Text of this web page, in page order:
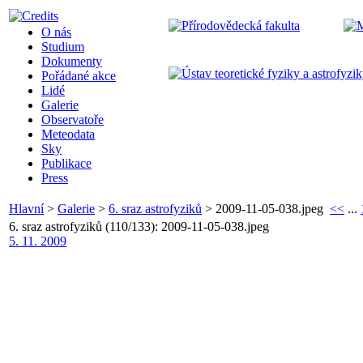
O nás
Studium
Dokumenty
Pořádané akce
Lidé
Galerie
Observatoře
Meteodata
Sky
Publikace
Press
Hlavní> Galerie > 6. sraz astrofyziků > 2009-11-05-038.jpeg << ...
6. sraz astrofyziků (110/133): 2009-11-05-038.jpeg
5. 11. 2009